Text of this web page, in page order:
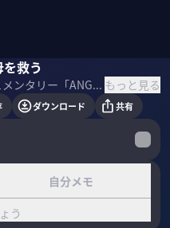
救う
リアル投資ドキュメンタリー「ANGELS」のEPISODE5 Sonyや日立でエンジニアとして活躍していたマリス creative designの和田康宏氏。 幼い頃から抱いていた「福祉機器」開発の為に40歳で起業。 「小型化・量産化ならイーロン・マスクにも負けない」と語るアントレプレナーの熱意に本田圭佑はどう反応する？ ＜目次＞ もっと見る
ー清水和彦
ダウンロード 共有
自分メモ
う